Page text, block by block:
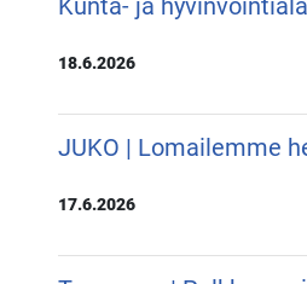
18.6.2026
JUKO | Lomailemme
17.6.2026